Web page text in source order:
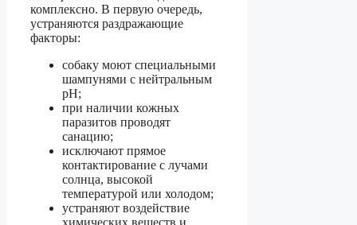
комплексно. В первую очередь,
устраняются раздражающие
факторы:
собаку моют специальными
шампунями с нейтральным
pH;
при наличии кожных
паразитов проводят
санацию;
исключают прямое
контактирование с лучами
солнца, высокой
температурой или холодом;
устраняют воздействие